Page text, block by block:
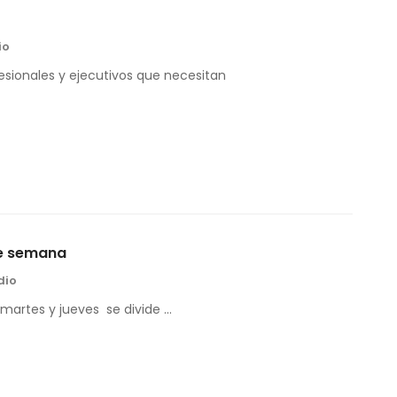
y ejecutivos que necesitan
semana
y jueves se divide …